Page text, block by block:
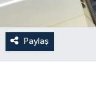
Paylaş